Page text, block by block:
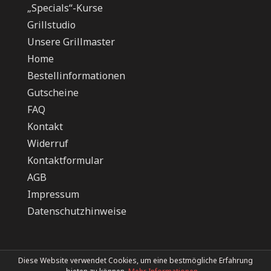
„Specials“-Kurse
Grillstudio
Unsere Grillmaster
Home
Bestellinformationen
Gutscheine
FAQ
Kontakt
Widerruf
Kontaktformular
AGB
Impressum
Datenschutzhinweise
Diese Website verwendet Cookies, um eine bestmögliche Erfahrung